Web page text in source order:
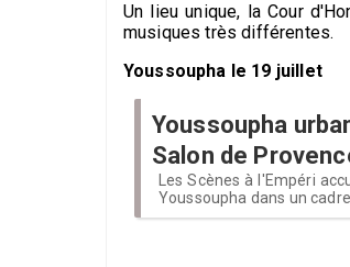
Un lieu unique, la Cour
musiques très différentes.
Youssoupha le 19 juillet
Youssoupha
Salon de
Les Scènes à l'Empéri
Youssoupha dans un